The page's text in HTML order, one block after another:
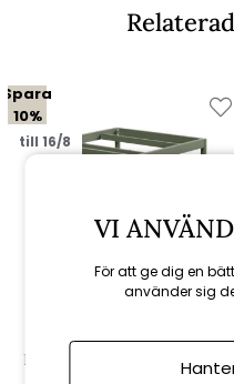
Spara
10%
till 16/8
Nox Bistro bordsstativ 70x70
H73 cm - nordic green
VI
För att ge dig en
använder sig